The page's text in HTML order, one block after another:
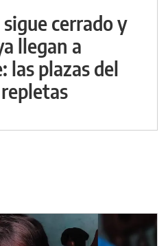
cerrado y
llegan a
plazas del